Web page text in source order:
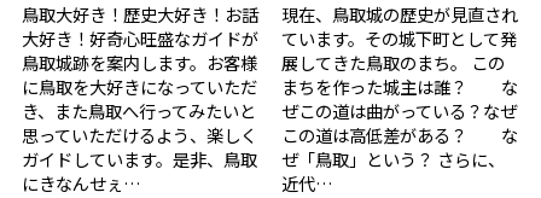
鳥取大好き！歴史大好き！お話
大好き！好奇心旺盛なガイドが
鳥取城跡を案内します。お客様
に鳥取を大好きになっていただ
き、また鳥取へ行ってみたいと
思っていただけるよう、楽しく
ガイドしています。是非、鳥取
にきなんせぇ…
現在、鳥取城の歴史が見直され
ています。その城下町として発
展してきた鳥取のまち。 この
まちを作った城主は誰？ な
ぜこの道は曲がっている？なぜ
この道は高低差がある？ な
ぜ「鳥取」という？ さらに、
近代…